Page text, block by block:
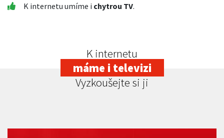
K internetu umíme i chytrou TV.
K internetu
máme i televizi
Vyzkoušejte si ji